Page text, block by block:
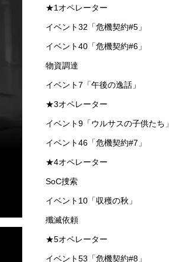
★1オペレーター
イベント32「危機契約#5」
イベント40「危機契約#6」
物資調達
イベント7「午後の逸話」
★3オペレーター
イベント9「ウルサスの子供たち」
イベント46「危機契約#7」
★4オペレーター
SoC捜索
イベント10「収穫の秋」
殲滅依頼
★5オペレーター
イベント53「危機契約#8」